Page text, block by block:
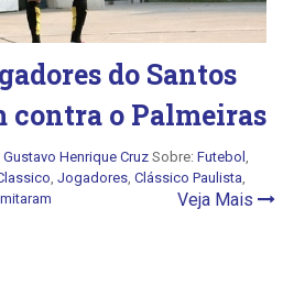
do Santos
contra o Palmeiras
Gustavo Henrique Cruz Sobre: Futebol
Jogadores Clássico Paulista
mitaram Veja Mais